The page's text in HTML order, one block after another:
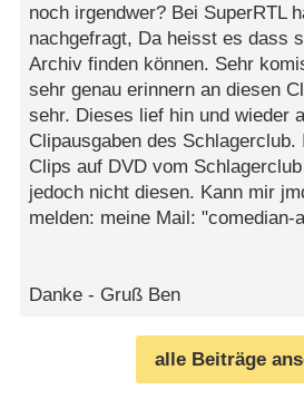
noch irgendwer? Bei SuperRTL
nachgefragt, Da heisst es dass
Archiv finden können. Sehr
sehr genau erinnern an diesen
sehr. Dieses lief hin und wieder
Clipausgaben des
Clips auf DVD vom
jedoch nicht diesen. Kann mir
melden: meine Mail: "comedian-
Danke - Gruß Ben
alle Beiträge